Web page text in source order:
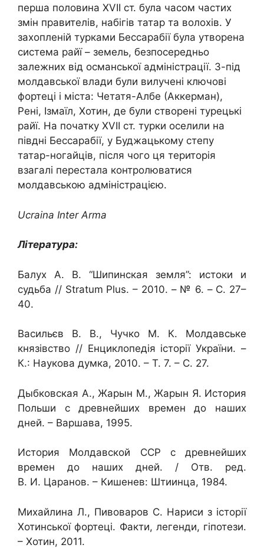
перша половина XVII ст. була часом частих
змін правителів, набігів татар та волохів. У
захопленій турками Бессарабії була утворена
система райї – земель, безпосередньо
залежних від османської адміністрації. З-під
молдавської влади були вилучені ключові
фортеці і міста: Четатя-Албе (Аккерман),
Рені, Ізмаїл, Хотин, де були створені турецькі
райї. На початку XVII ст. турки оселили на
півдні Бессарабії, у Буджацькому степу
татар-ногайців, після чого ця територія
взагалі перестала контролюватися
молдавською адміністрацією.
Ucraina Inter Arma
Література:
Балух А. В. “Шипинская земля”: истоки и
судьба // Stratum Plus. – 2010. – № 6. – С. 27–
40.
Васильєв В. В., Чучко М. К. Молдавське
князівство // Енциклопедія історії України. –
К.: Наукова думка, 2010. – Т. 7. – С. 27.
Дыбковская А., Жарын М., Жарын Я. История
Польши с древнейших времен до наших
дней. – Варшава, 1995.
История Молдавской ССР с древнейших
времен до наших дней. / Отв. ред.
В. И. Царанов. – Кишенев: Штиинца, 1984.
Михайлина Л., Пивоваров С. Нариси з історії
Хотинської фортеці. Факти, легенди, гіпотези.
– Хотин, 2011.